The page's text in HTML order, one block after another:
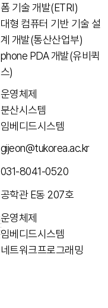
폼 기술 개발(ETRI)
대형 컴퓨터 기반 기술 설
계 개발(통산산업부)
phone PDA 개발(유비퀵
스)
운영체제
분산시스템
임베디드시스템
gijeon@tukorea.ac.kr
031-8041-0520
공학관 E동 207호
운영체제
임베디드시스템
네트워크프로그래밍